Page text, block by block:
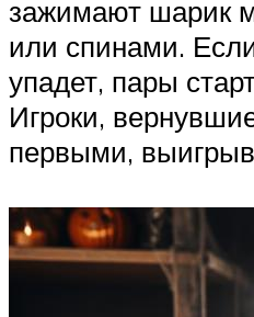
зажимают шарик
или спинами.
упадет, пары
Игроки,
первыми,